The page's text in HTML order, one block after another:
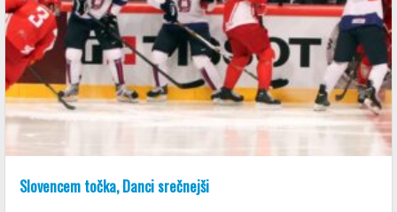
Slovencem točka, Danci srečnejši